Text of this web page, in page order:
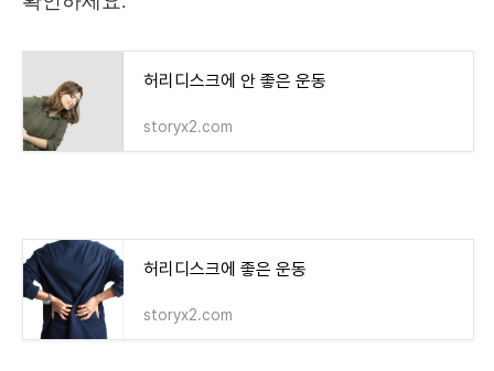
허리디스크에 안 좋은 운동
storyx2.com
허리디스크에 좋은 운동
storyx2.com